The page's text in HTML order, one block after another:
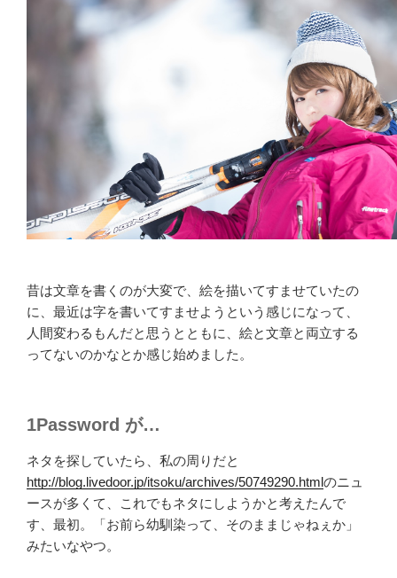
グ
業
[き
っ
か
昔は文章を書くのが大変で、絵を描いてすませていたの
に、最近は字を書いてすませようという感じになって、
人間変わるもんだと思うとともに、絵と文章と両立する
ってないのかなとか感じ始めました。
1Password が…
ネタを探していたら、私の周りだと
http://blog.livedoor.jp/itsoku/archives/50749290.htmlのニュ
ースが多くて、これでもネタにしようかと考えたんで
す、最初。「お前ら幼馴染って、そのままじゃねぇか」
みたいなやつ。